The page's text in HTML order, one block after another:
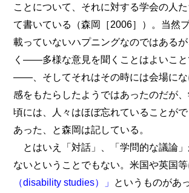
ことについて、それに対する学会の人
て書いている（森岡［2006］）。当然
載っていないハプニングなのではある
く――多様な意見を聞くことはよいこと
――、そしてそれはその時には会場にな
感をもたらしたようではあったのだが
頃には、人々はほぼ忘れていることが
あった、と森岡は記している。
とはいえ「対話」、「学問的な議論
ないということでもない。米国や英国等
（disability studies）」 というものがあ